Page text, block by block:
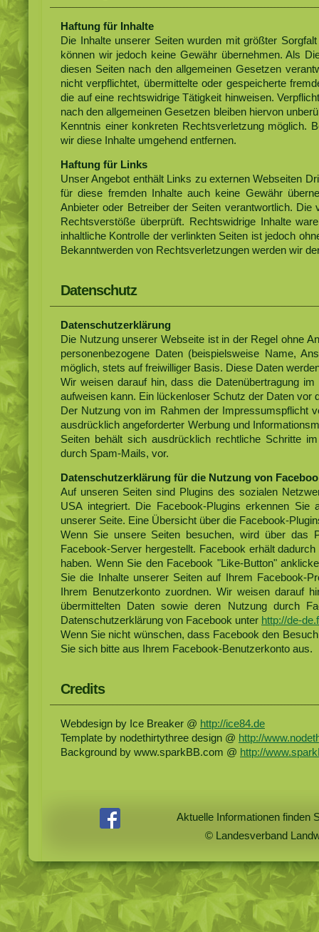
Haftung für Inhalte
Die Inhalte unserer Seiten wurden mit größter
können wir jedoch keine Gewähr übernehmen. Als
diesen Seiten nach den allgemeinen Gesetzen
nicht verpflichtet, übermittelte oder gespeicherte
die auf eine rechtswidrige Tätigkeit hinweisen.
nach den allgemeinen Gesetzen bleiben hiervon
Kenntnis einer konkreten Rechtsverletzung möglich.
wir diese Inhalte umgehend entfernen.
Haftung für Links
Unser Angebot enthält Links zu externen Webseiten
für diese fremden Inhalte auch keine Gewähr
Anbieter oder Betreiber der Seiten verantwortlich.
Rechtsverstöße überprüft. Rechtswidrige Inhalte
inhaltliche Kontrolle der verlinkten Seiten ist jedoch
Bekanntwerden von Rechtsverletzungen werden wir
Datenschutz
Datenschutzerklärung
Die Nutzung unserer Webseite ist in der Regel ohne
personenbezogene Daten (beispielsweise Name,
möglich, stets auf freiwilliger Basis. Diese Daten
Wir weisen darauf hin, dass die Datenübertragung
aufweisen kann. Ein lückenloser Schutz der Daten vor
Der Nutzung von im Rahmen der Impressumspflicht
ausdrücklich angeforderter Werbung und
Seiten behält sich ausdrücklich rechtliche Schritte
durch Spam-Mails, vor.
Datenschutzerklärung für die Nutzung von
Auf unseren Seiten sind Plugins des sozialen
USA integriert. Die Facebook-Plugins erkennen
unserer Seite. Eine Übersicht über die Facebook-
Wenn Sie unsere Seiten besuchen, wird über das
Facebook-Server hergestellt. Facebook erhält
haben. Wenn Sie den Facebook "Like-Button"
Sie die Inhalte unserer Seiten auf Ihrem Facebook-
Ihrem Benutzerkonto zuordnen. Wir weisen darauf
übermittelten Daten sowie deren Nutzung durch
Datenschutzerklärung von Facebook unter http://de-
Wenn Sie nicht wünschen, dass Facebook den
Sie sich bitte aus Ihrem Facebook-Benutzerkonto aus.
Credits
Webdesign by Ice Breaker @ http://ice84.de
Template by nodethirtythree design @ http://
Background by www.sparkBB.com @ http://
Aktuelle Informationen finden
© Landesverband